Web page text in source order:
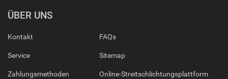
ÜBER UNS
Kontakt
Service
Zahlungsmethoden
FAQs
Sitemap
Online-Streitschlichtungsplattform